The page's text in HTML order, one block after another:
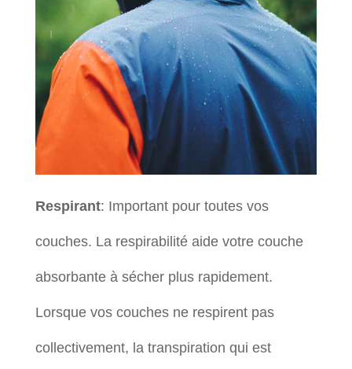
Respirant: Important pour toutes vos
couches. La respirabilité aide votre couche
absorbante à sécher plus rapidement.
Lorsque vos couches ne respirent pas
collectivement, la transpiration qui est